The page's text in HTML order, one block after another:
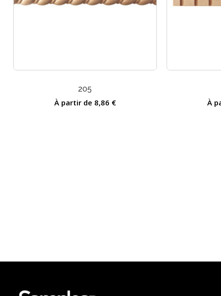
205
À partir de 8,86 € À